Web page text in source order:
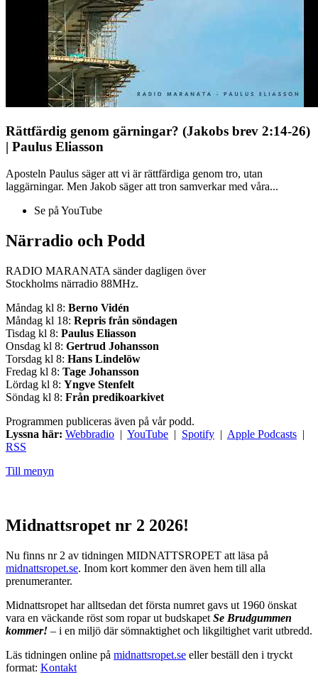
Rättfärdig genom gärningar? (Jakobs brev 2:14-26)
| Paulus Eliasson
Aposteln Paulus säger att vi är rättfärdiga genom tro, utan
laggärningar. Men Jakob säger att tron samverkar med våra...
Se på YouTube
Närradio och Podd
RADIO MARANATA sänder dagligen över
Stockholms närradio 88MHz.
Måndag kl 8: Berno Vidén
Måndag kl 18: Repris från söndagen
Tisdag kl 8: Paulus Eliasson
Onsdag kl 8: Gertrud Johansson
Torsdag kl 8: Hans Lindelöw
Fredag kl 8: Tage Johansson
Lördag kl 8: Yngve Stenfelt
Söndag kl 8: Från predikoarkivet
Programmen publiceras även på vår podd.
Lyssna här: Webbradio | YouTube | Spotify | Apple Podcasts |
RSS
Till menyn
Midnattsropet nr 2 2026!
Nu finns nr 2 av tidningen MIDNATTSROPET att läsa på
midnattsropet.se. Inom kort kommer den även hem till alla
prenumeranter.
Midnattsropet har alltsedan det första numret gavs ut 1960 önskat
vara en väckande röst som ropar ut budskapet Se Brudgummen
kommer! – i en miljö där sömnaktighet och likgiltighet varit utbredd.
Läs tidningen online på midnattsropet.se eller beställ den i tryckt
format: Kontakt